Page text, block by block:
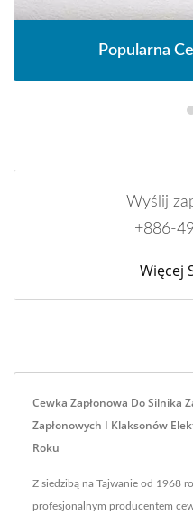
Popularna
Wyślij
+886-
Więcej
Cewka Zapłonowa Do Silnika
Zapłonowych I Klaksonów
Roku
Z siedzibą na Tajwanie od 1968
profesjonalnym producentem